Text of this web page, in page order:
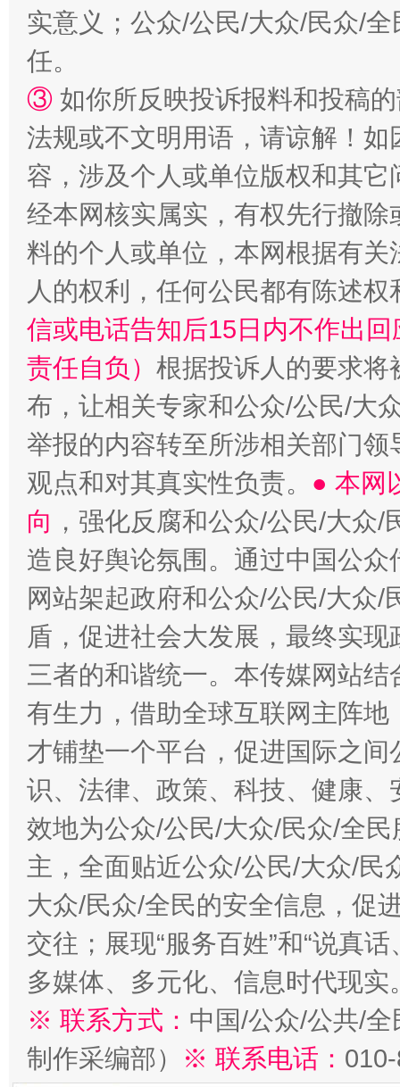
实意义；公众/公民/大众/民众/
任。
③ 如你所反映投诉报料和投稿
法规或不文明用语，请谅解！
容，涉及个人或单位版权和其它
经本网核实属实，有权先行撤
料的个人或单位，本网根据有
人的权利，任何公民都有陈述
信或电话告知后15日内不作出
责任自负） 根据投诉人的要求将
布，让相关专家和公众/公民/大
举报的内容转至所涉相关部门
观点和对其真实性负责。 ● 本网
向 ，强化反腐和公众/公民/大众
造良好舆论氛围。通过中国公
网站架起政府和公众/公民/大众
盾，促进社会大发展，最终实
三者的和谐统一。本传媒网站
有生力，借助全球互联网主阵
才铺垫一个平台，促进国际之
识、法律、政策、科技、健康
效地为公众/公民/大众/民众/全
主，全面贴近公众/公民/大众/民
大众/民众/全民的安全信息，促
交往；展现“服务百姓”和“说真
多媒体、多元化、信息时代现实
※ 联系方式： 中国/公众/公共/
制作采编部）
※ 联系电话：